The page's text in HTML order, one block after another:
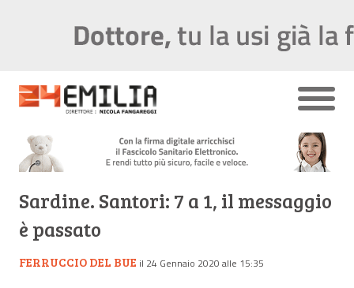
Sardine. Santori: 7 a 1, il messaggio
è passato
FERRUCCIO DEL BUE il 24 Gennaio 2020 alle 15:35